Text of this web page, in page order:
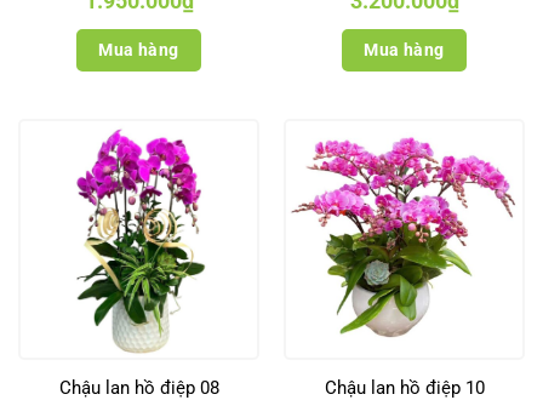
Mua hàng Mua hàng
Chậu lan hồ điệp 08 Chậu lan hồ điệp 10